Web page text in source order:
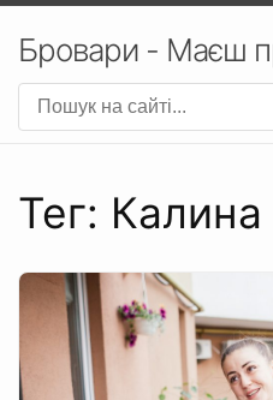
Бровари - Маєш
Тег: Калина